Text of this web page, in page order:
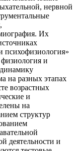
нервной
Их
психофизиология»
и
на разных этапах
возрастных
и
на
структур
деятельности и